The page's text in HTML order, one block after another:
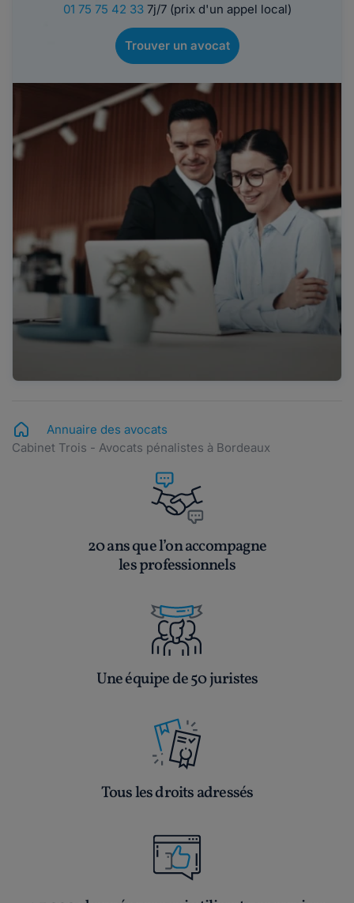
01 75 75 42 337j/7 (prix d'un appel local)
Trouver un avocat
Annuaire des avocats
Cabinet Trois - Avocats pénalistes à Bordeaux
20 ans que l’on accompagne
les professionnels
Une équipe de 50 juristes
Tous les droits adressés